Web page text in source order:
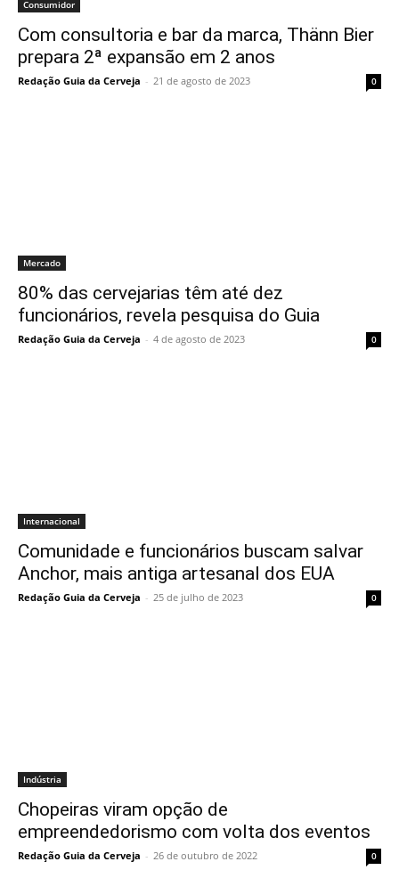
Consumidor
Com consultoria e bar da marca, Thänn Bier
prepara 2ª expansão em 2 anos
Redação Guia da Cerveja - 21 de agosto de 2023 0
Mercado
80% das cervejarias têm até dez
funcionários, revela pesquisa do Guia
Redação Guia da Cerveja - 4 de agosto de 2023 0
Internacional
Comunidade e funcionários buscam salvar
Anchor, mais antiga artesanal dos EUA
Redação Guia da Cerveja - 25 de julho de 2023 0
Indústria
Chopeiras viram opção de
empreendedorismo com volta dos eventos
Redação Guia da Cerveja - 26 de outubro de 2022 0